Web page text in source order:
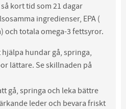
kort tid som 21 dagar
ingredienser, EPA (
och totala omega-3 fettsyror.
hundar gå, springa,
lättare. Se skillnaden på
gå, springa och leka bättre
leder och bevara friskt